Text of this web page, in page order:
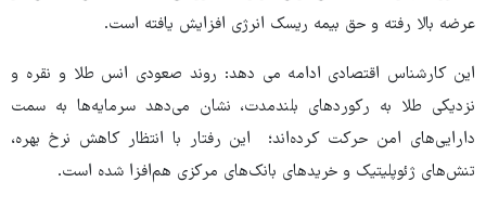
عرضه بالا رفته و حق بیمه ریسک انرژی افزایش یافته است.
این کارشناس اقتصادی ادامه می دهد: روند صعودی انس طلا و نقره و
نزدیکی طلا به رکوردهای بلندمدت، نشان می‌دهد سرمایه‌ها به سمت
دارایی‌های امن حرکت کرده‌اند؛ این رفتار با انتظار کاهش نرخ بهره،
تنش‌های ژئوپلیتیک و خریدهای بانک‌های مرکزی هم‌افزا شده است.